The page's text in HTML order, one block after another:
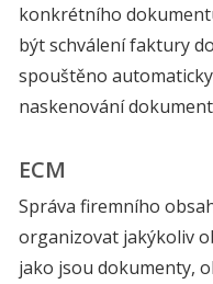
konkrétního
být schválení faktury
spouštěno
naskenování
ECM
Správa firemního
organizovat jakýkoliv
jako jsou dokumenty,